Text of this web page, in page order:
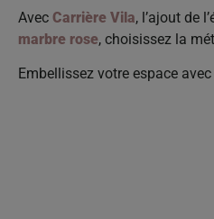
Avec Carrière Vila, l’ajout de
marbre rose, choisissez la
Embellissez votre espace